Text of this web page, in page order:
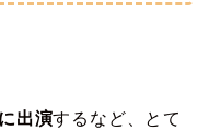
出演するなど、とて